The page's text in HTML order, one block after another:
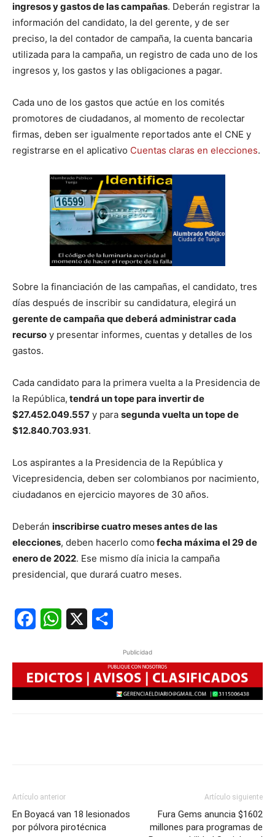
ingresos y gastos de las campañas. Deberán registrar la
información del candidato, la del gerente, y de ser
preciso, la del contador de campaña, la cuenta bancaria
utilizada para la campaña, un registro de cada uno de los
ingresos y, los gastos y las obligaciones a pagar.
Cada uno de los gastos que actúe en los comités
promotores de ciudadanos, al momento de recolectar
firmas, deben ser igualmente reportados ante el CNE y
registrarse en el aplicativo Cuentas claras en elecciones.
Sobre la financiación de las campañas, el candidato, tres
días después de inscribir su candidatura, elegirá un
gerente de campaña que deberá administrar cada
recurso y presentar informes, cuentas y detalles de los
gastos.
Cada candidato para la primera vuelta a la Presidencia de
la República, tendrá un tope para invertir de
$27.452.049.557 y para segunda vuelta un tope de
$12.840.703.931.
Los aspirantes a la Presidencia de la República y
Vicepresidencia, deben ser colombianos por nacimiento,
ciudadanos en ejercicio mayores de 30 años.
Deberán inscribirse cuatro meses antes de las
elecciones, deben hacerlo como fecha máxima el 29 de
enero de 2022. Ese mismo día inicia la campaña
presidencial, que durará cuatro meses.
FacebookWhatsApp
Publicidad
Artículo anterior
En Boyacá van 18 lesionados
por pólvora pirotécnica
Artículo siguiente
Fura Gems anuncia $1602
millones para programas de